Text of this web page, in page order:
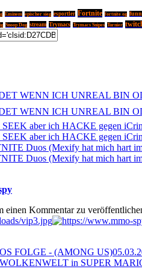
Eminem epischer sieg esportler Fortnite fortnite og
Snoop Dog stream Trymacs Trymacs Snipes Turnier
WENN ICH UNREAL BIN
WENN ICH UNREAL BIN
aber ich HACKE gegen
aber ich HACKE gegen
Duos (Mexify hat mich hart
Duos (Mexify hat mich hart
einen Kommentar zu
FOLGE - (AMONG US)
in SUPER